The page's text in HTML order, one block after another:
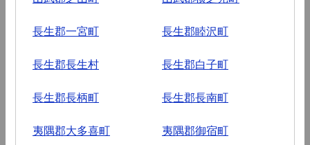
長生郡一宮町 長生郡睦沢町
長生郡長生村 長生郡白子町
長生郡長柄町 長生郡長南町
夷隅郡大多喜町 夷隅郡御宿町